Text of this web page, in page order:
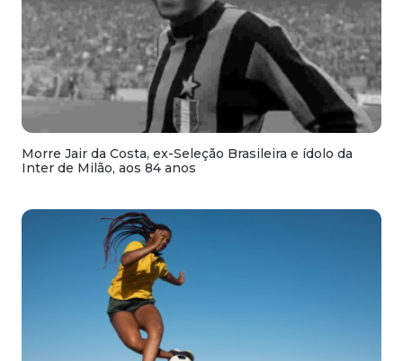
Morre Jair da Costa, ex-Seleção Brasileira e ídolo da
Inter de Milão, aos 84 anos